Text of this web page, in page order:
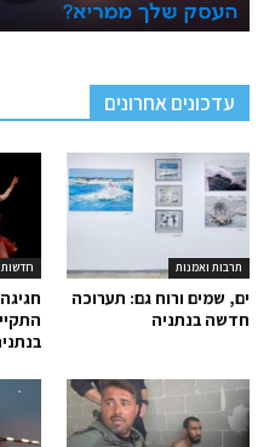
עדכונים אחרונים
תרבות ואמנות
ים, שמים ורוח גם: תערוכה
חדשה בנתניה